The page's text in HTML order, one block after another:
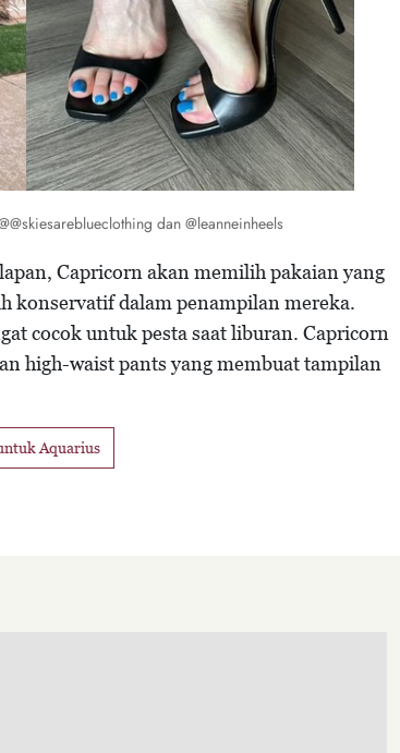
dan @leanneinheels
Capricorn akan memilih pakaian yang
konservatif dalam penampilan mereka.
cocok untuk pesta saat liburan. Capricorn
high-waist pants yang membuat tampilan
Aquarius